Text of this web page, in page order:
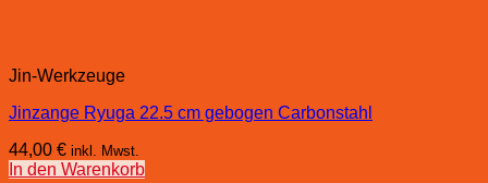
Jin-Werkzeuge
Jinzange Ryuga 22.5 cm gebogen Carbonstahl
44,00 € inkl. Mwst.
In den Warenkorb